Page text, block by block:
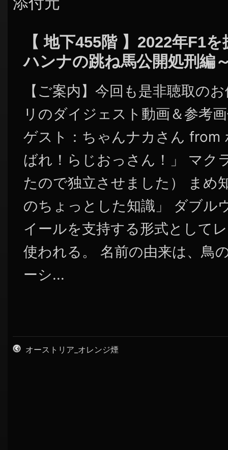
【 地下455階 】2022年F1
ハンナの跳ね馬公開処刑編
【ご案内】今回も是非聴取の
リのダイジェスト動画＆参考
ゲスト：ちゃんナカさん from
ばれ！らじおっさん！」 マク
たので独立させました） まめ
のちょっとした知識」 ダブル
イールを支持する形式として
使われる。 名前の由来は、鳥
ーシ...
オーストリア_オレンジ煙